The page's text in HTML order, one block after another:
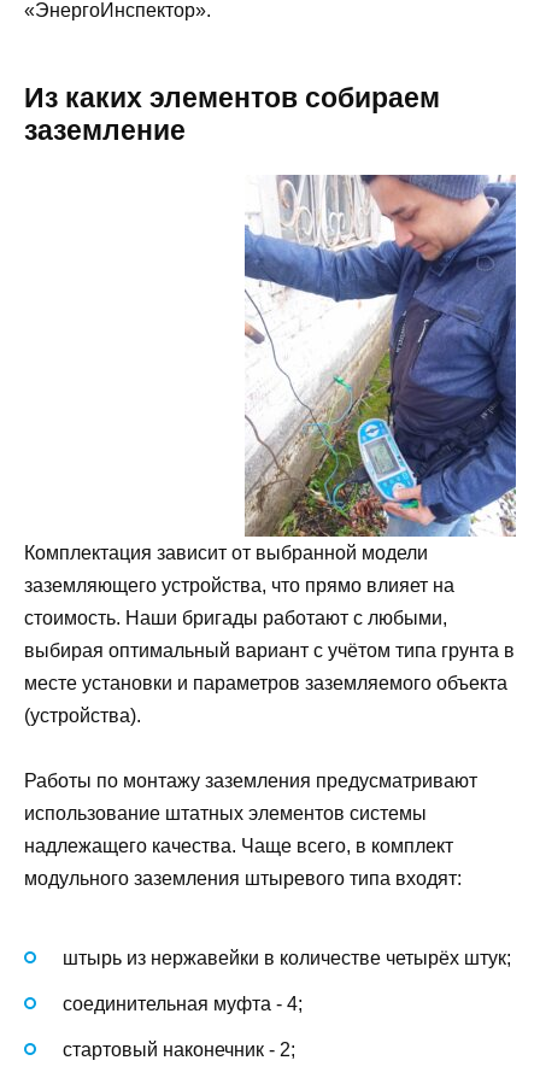
«ЭнергоИнспектор».
Из каких элементов собираем
заземление
Комплектация зависит от выбранной модели
заземляющего устройства, что прямо влияет на
стоимость. Наши бригады работают с любыми,
выбирая оптимальный вариант с учётом типа грунта в
месте установки и параметров заземляемого объекта
(устройства).
Работы по монтажу заземления предусматривают
использование штатных элементов системы
надлежащего качества. Чаще всего, в комплект
модульного заземления штыревого типа входят:
штырь из нержавейки в количестве четырёх штук;
соединительная муфта - 4;
стартовый наконечник - 2;